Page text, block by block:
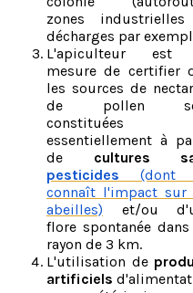
zones
décharges par
L'apiculteur est
mesure de certifier
les sources de
de pollen
constituées
essentiellement à
de
cultures
pesticides
(dont
connaît l'impact sur
abeilles)
et/ou
flore spontanée
rayon de 3 km.
L'utilisation de
artificiels